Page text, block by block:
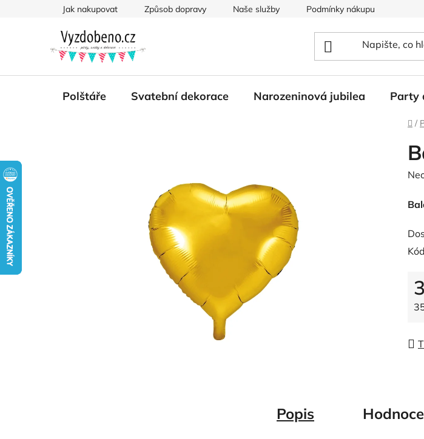
Jak nakupovat Způsob dopravy Naše služby Podmínky nákupu
Polštáře Svatební dekorace Narozeninová jubilea Party
/
0,0
z
Popis